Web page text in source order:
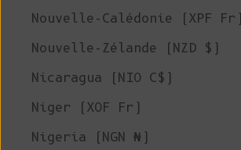
Nouvelle-Calédonie (XPF Fr)
Nouvelle-Zélande (NZD $)
Nicaragua (NIO C$)
Niger (XOF Fr)
Nigeria (NGN ₦)